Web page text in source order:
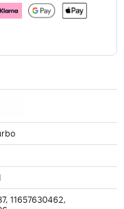
11657630462,